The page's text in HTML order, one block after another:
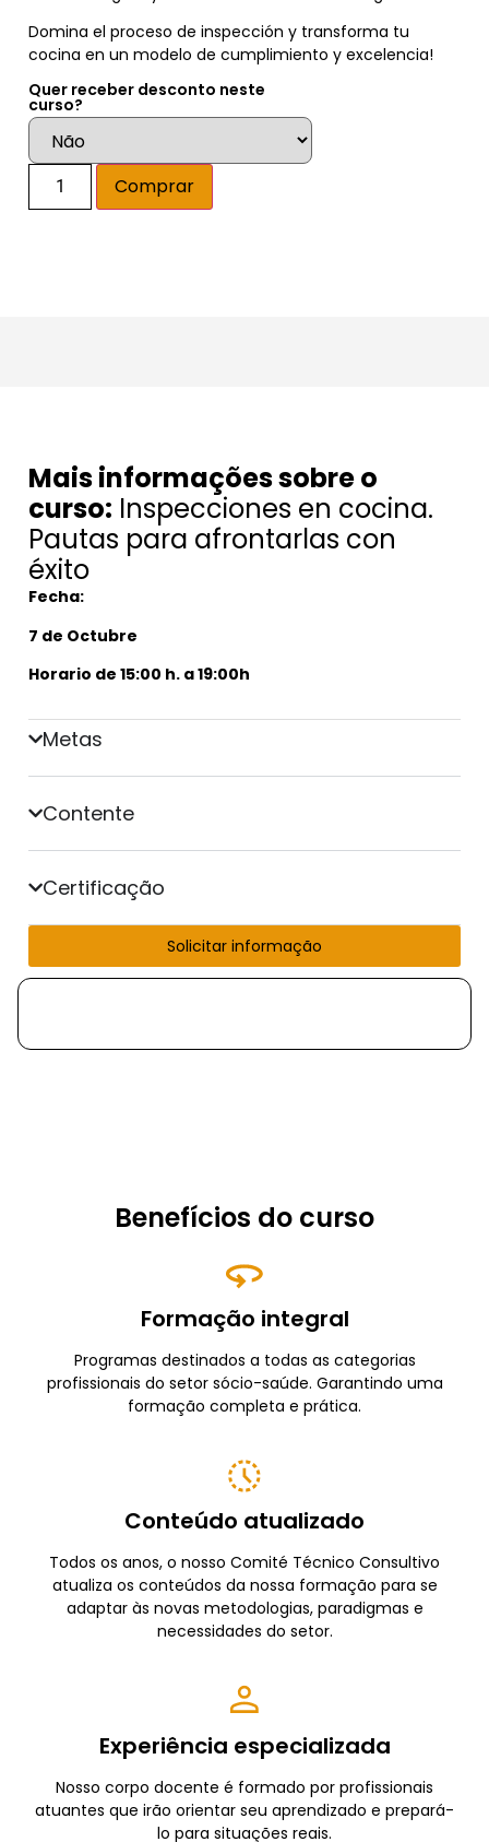
Domina el proceso de inspección y transforma tu
cocina en un modelo de cumplimiento y excelencia!
Quer receber desconto neste
curso?
Comprar
Mais informações sobre o
curso: Inspecciones en cocina.
Pautas para afrontarlas con
éxito
Fecha:
7 de Octubre
Horario de 15:00 h. a 19:00h
Metas
Contente
Certificação
Solicitar informação
Benefícios do curso
Formação integral
Programas destinados a todas as categorias
profissionais do setor sócio-saúde. Garantindo uma
formação completa e prática.
Conteúdo atualizado
Todos os anos, o nosso Comité Técnico Consultivo
atualiza os conteúdos da nossa formação para se
adaptar às novas metodologias, paradigmas e
necessidades do setor.
Experiência especializada
Nosso corpo docente é formado por profissionais
atuantes que irão orientar seu aprendizado e prepará-
lo para situações reais.